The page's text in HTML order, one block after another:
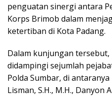
penguatan sinergi antara
Korps Brimob dalam
ketertiban di Kota Padang.
Dalam kunjungan tersebut,
didampingi sejumlah
Polda Sumbar, di
Lisman, S.H., M.H., Danyon